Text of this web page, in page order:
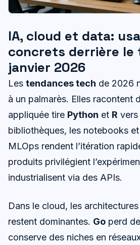
IA, cloud et data:
concrets derrière le
janvier 2026
Les tendances tech de 2026
à un palmarès. Elles racontent
appliquée tire Python et R vers
bibliothèques, les notebooks
MLOps rendent l’itération
produits privilégient
industrialisent via des APIs.
Dans le cloud, les
restent dominantes. Go perd
conserve des niches en